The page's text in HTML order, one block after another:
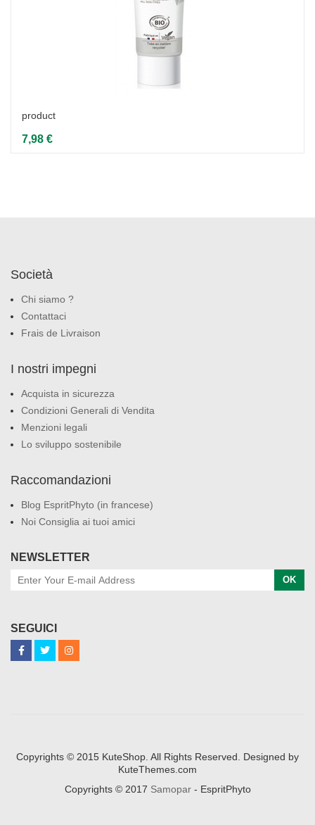
product
7,98 €
Società
Chi siamo ?
Contattaci
Frais de Livraison
I nostri impegni
Acquista in sicurezza
Condizioni Generali di Vendita
Menzioni legali
Lo sviluppo sostenibile
Raccomandazioni
Blog EspritPhyto (in francese)
Noi Consiglia ai tuoi amici
NEWSLETTER
OK
SEGUICI
Copyrights © 2015 KuteShop. All Rights Reserved. Designed by
KuteThemes.com
Copyrights © 2017 Samopar- EspritPhyto